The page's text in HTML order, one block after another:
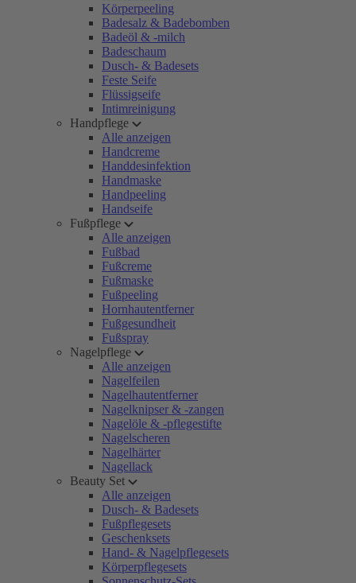
Körperpeeling
Badesalz & Badebomben
Badeöl & -milch
Badeschaum
Dusch- & Badesets
Feste Seife
Flüssigseife
Intimreinigung
Handpflege
Alle anzeigen
Handcreme
Handdesinfektion
Handmaske
Handpeeling
Handseife
Fußpflege
Alle anzeigen
Fußbad
Fußcreme
Fußmaske
Fußpeeling
Hornhautentferner
Fußgesundheit
Fußspray
Nagelpflege
Alle anzeigen
Nagelfeilen
Nagelhautentferner
Nagelknipser & -zangen
Nagelöle & -pflegestifte
Nagelscheren
Nagelhärter
Nagellack
Beauty Set
Alle anzeigen
Dusch- & Badesets
Fußpflegesets
Geschenksets
Hand- & Nagelpflegesets
Körperpflegesets